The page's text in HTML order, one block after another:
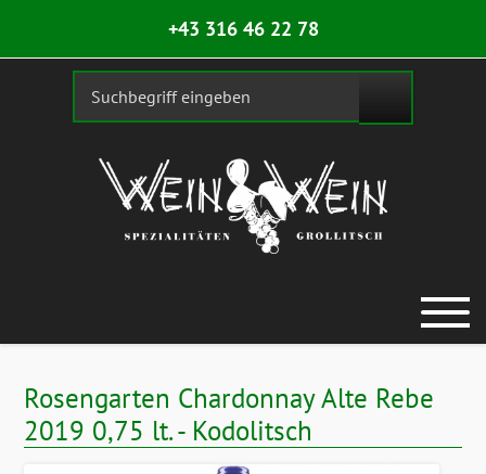
+43 316 46 22 78
Rosengarten Chardonnay Alte Rebe
2019 0,75 lt. - Kodolitsch